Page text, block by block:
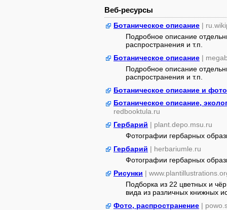
Веб-ресурсы
Ботаническое описание |
Подробное описание
распространения и т.п.
Ботаническое описание |
Подробное описание
распространения и т.п.
Ботаническое описание и фото
Ботаническое описание,
redbooktula.ru
Гербарий | plant.depo.msu.ru
Фотографии гербарных
Гербарий | herbariumle.ru
Фотографии гербарных
Рисунки |
Подборка из 22 цветных и
вида из различных книжных
Фото, распространение |